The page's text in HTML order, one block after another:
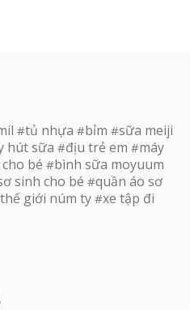
#tủ nhựa #bỉm #sữa meiji
hút sữa #địu trẻ em #máy
bé #bình sữa moyuum
sinh cho bé #quần áo sơ
thế giới núm ty #xe tập đi